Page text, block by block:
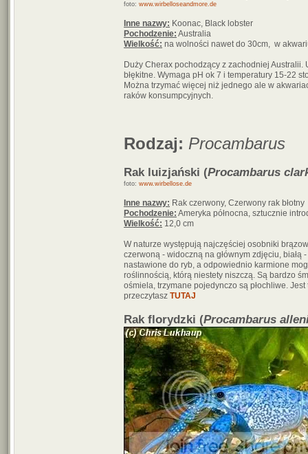
foto: www.wirbelloseandmore.de
Inne nazwy: Koonac, Black lobster
Pochodzenie: Australia
Wielkość: na wolności nawet do 30cm, w
Duży Cherax pochodzący z zachodniej
błękitne. Wymaga pH ok 7 i temperatury 15-22
Można trzymać więcej niż jednego ale w
raków konsumpcyjnych.
Rodzaj: Procambarus
Rak luizjański (Procambarus
foto: www.wirbellose.de
Inne nazwy: Rak czerwony, Czerwony rak błotny
Pochodzenie: Ameryka północna, sztucznie
Wielkość: 12,0 cm
W naturze występują najczęściej osobniki
czerwoną - widoczną na głównym zdjęciu, białą -
nastawione do ryb, a odpowiednio karmione
roślinnością, którą niestety niszczą. Są bardzo
ośmiela, trzymane pojedynczo są płochliwe.
przeczytasz TUTAJ
Rak florydzki (Procambarus